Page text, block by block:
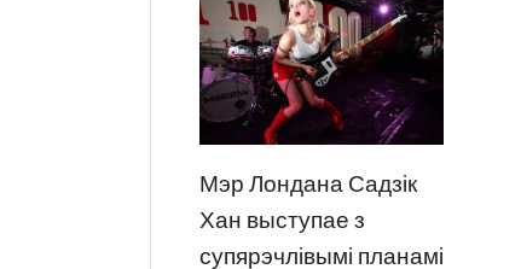
Мэр Лондана Садзік
Хан выступае з
супярэчлівымі планамі